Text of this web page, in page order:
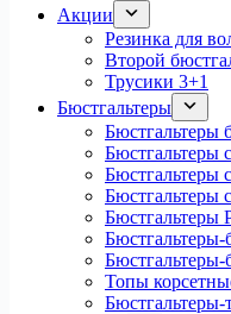
Акции
Резинка для
Второй
Трусики 3+1
Бюстгальтеры
Бюстгальтеры
Бюстгальтеры
Бюстгальтеры
Бюстгальтеры
Бюстгальтеры
Бюстгальтеры-
Бюстгальтеры-
Топы
Бюстгальтеры-